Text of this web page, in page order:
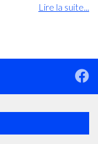
Lire la suite...